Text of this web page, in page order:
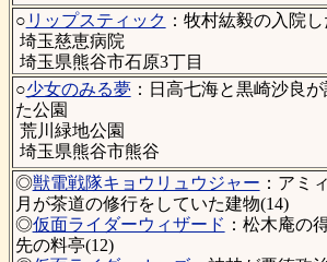
○ リップスティック ：牧村紘毅の入院
埼玉慈恵病院
埼玉県熊谷市石原3丁目
○少女のみる夢：日高七海と黒崎沙良
た公園
荒川緑地公園
埼玉県熊谷市熊谷
◎獣電戦隊キョウリュウジャー ：アミ
月が茶道の修行をしていた建物(14)
◎仮面ライダーウィザード ：松木庵の
先の料亭(12)